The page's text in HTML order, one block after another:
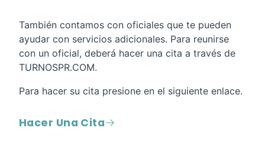
También contamos con oficiales que te pueden
ayudar con servicios adicionales. Para reunirse
con un oficial, deberá hacer una cita a través de
TURNOSPR.COM.
Para hacer su cita presione en el siguiente enlace.
Hacer Una Cita